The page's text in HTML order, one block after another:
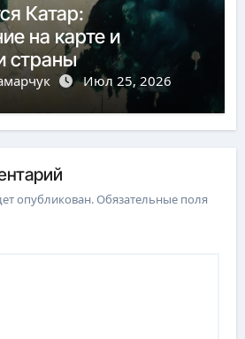
Катар:
на карте и
страны
Июл 25, 2026
опубликован.Обязательные поля